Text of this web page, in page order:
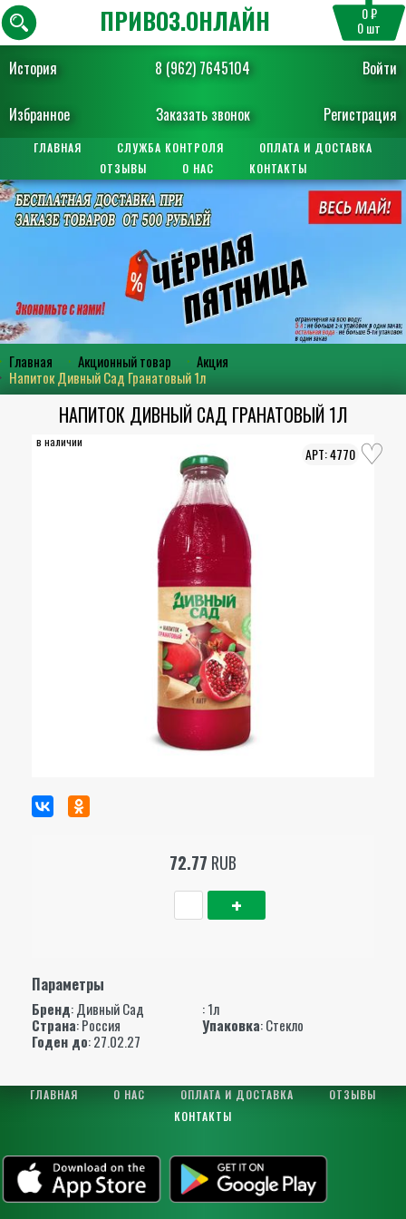
История 8 (962) 7645104 Войти
Избранное Заказать звонок Регистрация
ПРИВОЗ.ОНЛАЙН 0 ₽
0шт
ГЛАВНАЯ СЛУЖБА КОНТРОЛЯ
ОПЛАТА И ДОСТАВКА
ОТЗЫВЫ
О НАС КОНТАКТЫ
Главная Акционный товар
Акция
Напиток Дивный Сад Гранатовый 1л
НАПИТОК ДИВНЫЙ САД ГРАНАТОВЫЙ 1Л
в наличии
4770
72.77 RUB
Параметры
Бренд:Дивный Сад
: 1л
Страна: Россия Упаковка: Стекло
Годен до: 27.02.27
ГЛАВНАЯ О НАС ОПЛАТА И ДОСТАВКА
ОТЗЫВЫ
КОНТАКТЫ